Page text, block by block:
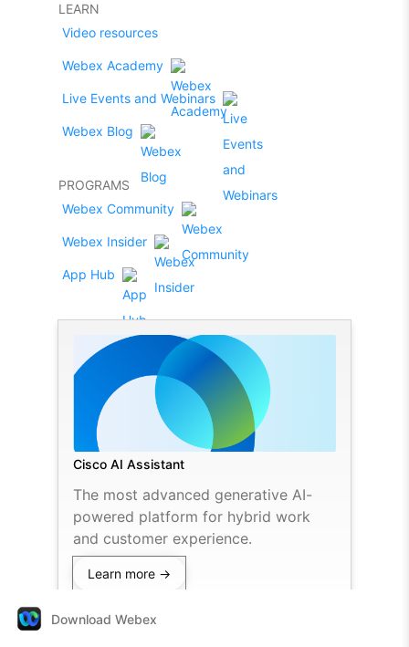
LEARN
Video resources
Webex Academy
Live Events and Webinars
Webex Blog
PROGRAMS
Webex Community
Webex Insider
App Hub
Cisco AI Assistant
The most advanced generative AI-
powered platform for hybrid work
and customer experience.
Learn more →
Download Webex